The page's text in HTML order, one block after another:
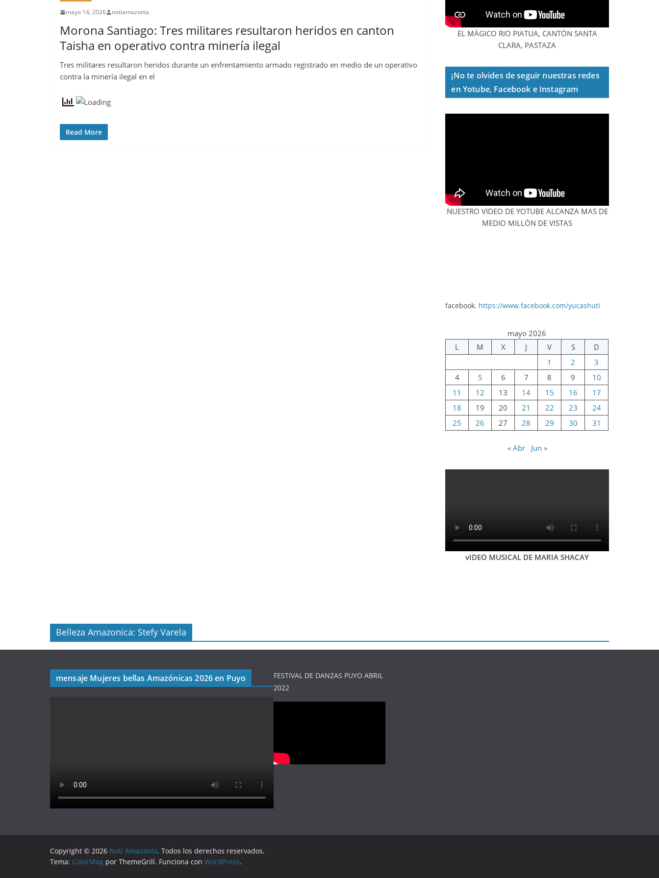
mayo 14, 2026 notiamazonia
Morona Santiago: Tres militares resultaron heridos en canton
Taisha en operativo contra minería ilegal
Tres militares resultaron heridos durante un enfrentamiento armado registrado en medio de un operativo
contra la minería ilegal en el
Read More
EL MÁGICO RIO PIATUA, CANTÓN SANTA
CLARA, PASTAZA
¡No te olvides de seguir nuestras redes
en Yotube, Facebook e Instagram
NUESTRO VIDEO DE YOTUBE ALCANZA MAS DE
MEDIO MILLÓN DE VISTAS
facebook. https://www.facebook.com/yucashuti
mayo 2026
L
M X J V S
D
1
2
3
4
5 6 7 8 9
10
11
12 13 14 15 16
17
18
19 20 21 22 23
24
25
26 27 28 29 30 31
« Abr Jun »
vIDEO MUSICAL DE MARIA SHACAY
Belleza Amazonica: Stefy Varela
mensaje Mujeres bellas Amazónicas 2026 en Puyo
FESTIVAL DE DANZAS PUYO ABRIL
2022
Copyright © 2026 Noti Amazonía. Todos los derechos reservados.
Tema: ColorMag por ThemeGrill. Funciona con WordPress.